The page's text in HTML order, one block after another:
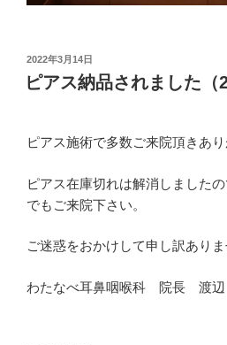
投
稿
日:
2022年3月14日
ピアス納品されました（
ピアス施術で多数ご来院頂きあり
ピアス在庫切れは解消しました
でもご来院下さい。
ご迷惑をおかけして申し訳ありま
わたなべ耳鼻咽喉科 院長 渡